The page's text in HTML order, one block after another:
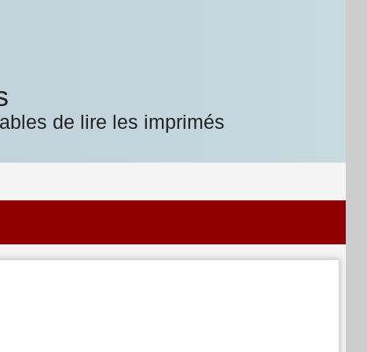
de lire les imprimés